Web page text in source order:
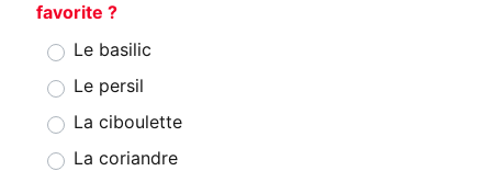
favorite ?
Le basilic
Le persil
La ciboulette
La coriandre